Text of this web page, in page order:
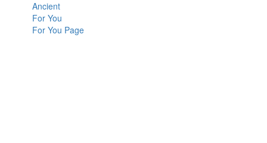
Ancient
For You
For You Page